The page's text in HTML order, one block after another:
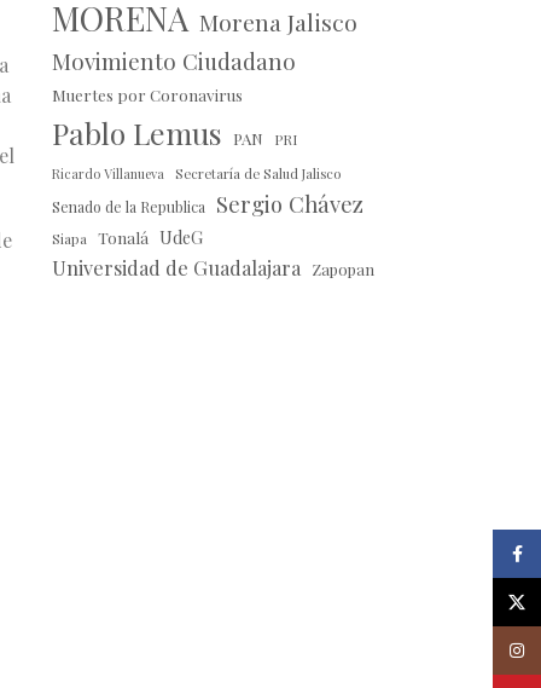
MORENA Morena Jalisco
Movimiento Ciudadano
Muertes por Coronavirus
Pablo Lemus PAN PRI
Ricardo Villanueva Secretaría de Salud Jalisco
Senado de la Republica Sergio Chávez
Siapa Tonalá UdeG
Universidad de Guadalajara Zapopan